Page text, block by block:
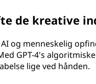
de kreative
og menneskelig
GPT-4's
lige ved hånden.